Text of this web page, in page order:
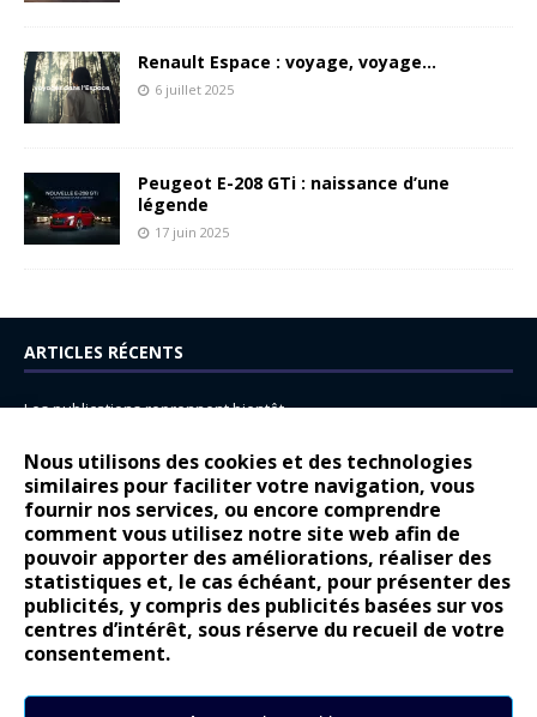
Nous utilisons des cookies et des technologies
similaires pour faciliter votre navigation, vous
fournir nos services, ou encore comprendre
comment vous utilisez notre site web afin de
pouvoir apporter des améliorations, réaliser des
statistiques et, le cas échéant, pour présenter des
publicités, y compris des publicités basées sur vos
centres d’intérêt, sous réserve du recueil de votre
consentement.
Renault Espace : voyage, voyage…
6 juillet 2025
Peugeot E-208 GTi : naissance d’une
légende
17 juin 2025
ARTICLES RÉCENTS
Les publications reprennent bientôt…
14 juillet : nouveau film de marque pour Citroën
Renault Espace : voyage, voyage…
Peugeot E-208 GTi : naissance d’une légende
COMMENTAIRES RÉCENTS
Bernard Dardartdans
Gilly